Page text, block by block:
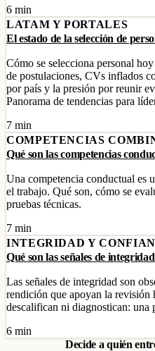
6 min
LATAM Y PORTALES
El estado de la selección de
Cómo se selecciona personal
de postulaciones, CVs inflados
por país y la presión por reunir
Panorama de tendencias para
7 min
COMPETENCIAS
Qué son las competencias
Una competencia conductual es
el trabajo. Qué son, cómo se
pruebas técnicas.
7 min
INTEGRIDAD Y
Qué son las señales de
Las señales de integridad son
rendición que apoyan la revisión
descalifican ni diagnostican: una
6 min
Decide a quién